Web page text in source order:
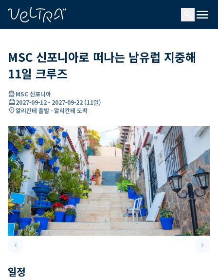
menu
MSC 신포니아로 떠나는 남유럽 지중해
11일 크루즈
directions_boatMSC 신포니아
card_travel2027-09-12- 2027-09-22 (11일)
location_on알리칸테 출발 - 알리칸테 도착
keyboard_arrow_leftPrevious slide keyboard_arrow_right
일정